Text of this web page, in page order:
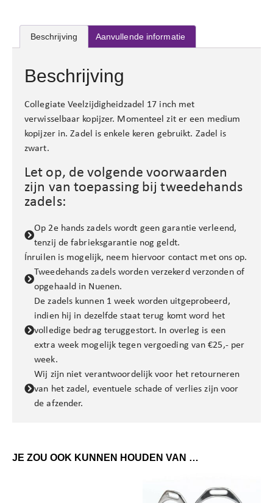
JE ZOU OOK KUNNEN HOUDEN VAN …
Beschrijving Aanvullende informatie
Beschrijving
Collegiate Veelzijdigheidzadel 17 inch met
verwisselbaar kopijzer. Momenteel zit er een medium
kopijzer in. Zadel is enkele keren gebruikt. Zadel is
zwart.
Let op, de volgende voorwaarden
zijn van toepassing bij tweedehands
zadels:
Op 2e hands zadels wordt geen garantie verleend,
tenzij de fabrieksgarantie nog geldt.
Ínruilen is mogelijk, neem hiervoor contact met ons op.
Tweedehands zadels worden verzekerd verzonden of
opgehaald in Nuenen.
De zadels kunnen 1 week worden uitgeprobeerd,
indien hij in dezelfde staat terug komt word het
volledige bedrag teruggestort. In overleg is een
extra week mogelijk tegen vergoeding van €25,- per
week.
Wij zijn niet verantwoordelijk voor het retourneren
van het zadel, eventuele schade of verlies zijn voor
de afzender.